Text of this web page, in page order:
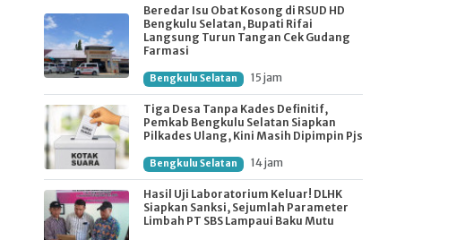
Beredar Isu Obat Kosong di RSUD HD
Bengkulu Selatan, Bupati Rifai
Langsung Turun Tangan Cek Gudang
Farmasi
Bengkulu Selatan 15 jam
Tiga Desa Tanpa Kades Definitif,
Pemkab Bengkulu Selatan Siapkan
Pilkades Ulang, Kini Masih Dipimpin Pjs
Bengkulu Selatan 14 jam
Hasil Uji Laboratorium Keluar! DLHK
Siapkan Sanksi, Sejumlah Parameter
Limbah PT SBS Lampaui Baku Mutu